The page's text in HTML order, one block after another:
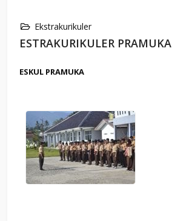
Ekstrakurikuler
ESTRAKURIKULER PRAMUKA
ESKUL PRAMUKA